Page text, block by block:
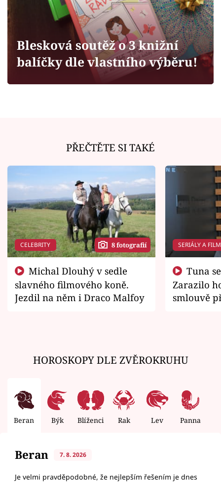
Sledujte prima+
Filmový festival Karlovy Vary
Sledujte nás
Blesková soutěž o 3 knižní
balíčky dle vlastního výběru!
PŘEČTĚTE SI TAKÉ
CELEBRITY 8 fotografií
slavného filmového koně.
Jezdil na něm i Draco Malfoy
SERIÁLY A
Zarazilo
smlouvě
HOROSKOPY DLE ZVĚROKRUHU
Beran Býk Blíženci Rak Lev Panna
Beran 7. 8. 2026
Je velmi pravděpodobné, že nejlepším řešením je dnes